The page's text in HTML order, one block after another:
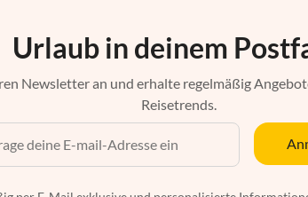
Urlaub in deinem
Newsletter an und erhalte regelmäßig
Reisetrends.